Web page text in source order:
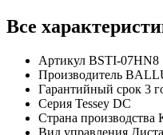
Все
Артикул BSTI-07HN8
Производитель
Гарантийный срок 3
Серия Tessey DC
Страна производства
Вид управления